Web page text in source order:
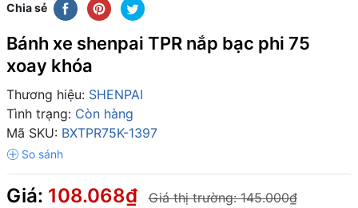
Chia sẻ
Bánh xe shenpai TPR nắp bạc phi 75
xoay khóa
Thương hiệu: SHENPAI
Tình trạng: Còn hàng
Mã SKU: BXTPR75K-1397
Giá: 108.068₫ Giá thị trường:145.000₫